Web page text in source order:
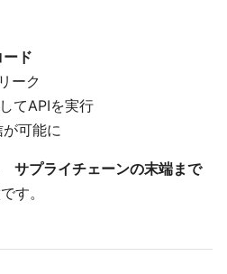
ド
ーク
てAPIを実行
可能に
サプライチェーンの末端まで
す。